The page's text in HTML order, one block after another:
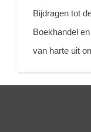
Bijdragen tot
Boekhandel
van harte uit